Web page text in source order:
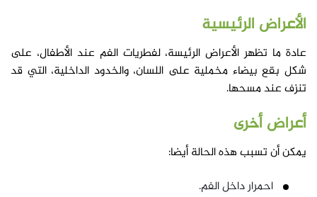
الأعراض الرئيسية
عادة ما تظهر الأعراض الرئيسة، لفطريات الفم عند الأطفال، على
شكل بقع بيضاء مخملية على اللسان، والخدود الداخلية، التي قد
تنزف عند مسحها.
أعراض أخرى
يمكن أن تسبب هذه الحالة أيضا:
احمرار داخل الفم.